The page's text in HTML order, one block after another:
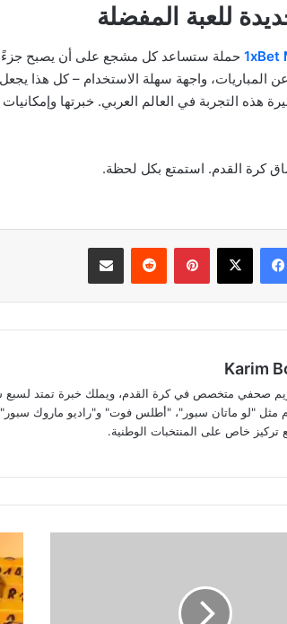
للعبة المفضلة
1xBet حملة ستساعد كل مشجع على أن يصبح جزءًا
عن المباريات، واجهة سهلة الاستخدام – كل هذا
كرة القدم. استمتع بكل لحظة.
فيسبوك ‫X بينتيريست مشاركة عبر البريد
Karim
صحفي متخصص في كرة القدم، ويملك خبرة تمتد لسبع
مثل "لو ماتان سبور"، "أطلس فوت" و"راديو ماروك
تركيز خاص على المنتخبات الوطنية.
أمنية
قوية
حجز